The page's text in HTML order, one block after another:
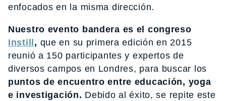
enfocados en la misma dirección.
Nuestro evento bandera es el congreso
Instill , que en su primera edición en 2015
reunió a 150 participantes y expertos de
diversos campos en Londres, para buscar los
puntos de encuentro entre educación, yoga
e investigación. Debido al éxito, se repite este